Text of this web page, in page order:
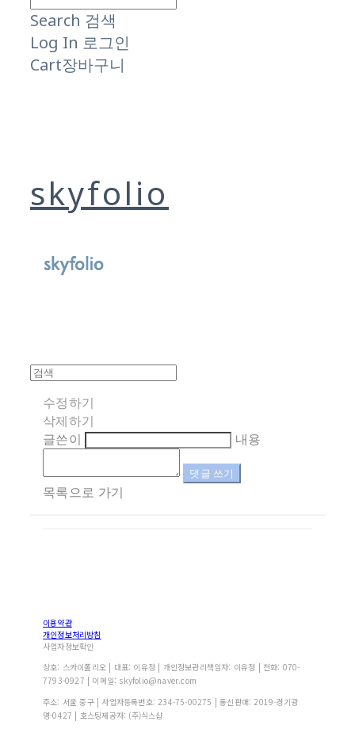
Search 검색
Log In 로그인
Cart장바구니
skyfolio
수정하기
삭제하기
글쓴이
내용
댓글 쓰기
목록으로 가기
이용약관
개인정보처리방침
사업자정보확인
상호: 스카이폴리오 | 대표: 이유정 | 개인정보관리책임자: 이유정 | 전화: 070-
7793-0927 | 이메일: skyfolio@naver.com
주소: 서울 중구 | 사업자등록번호: 234-75-00275 | 통신판매: 2019-경기광
명-0427 | 호스팅제공자: (주)식스샵